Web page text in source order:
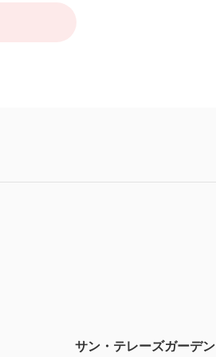
サン・テレーズガーデン